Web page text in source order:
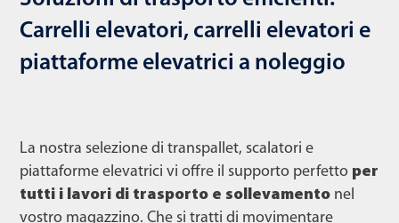
Carrelli elevatori, carrelli elevatori e
piattaforme elevatrici a noleggio
La nostra selezione di transpallet, scalatori e
piattaforme elevatrici vi offre il supporto perfetto per
tutti i lavori di trasporto e sollevamento nel
vostro magazzino. Che si tratti di movimentare